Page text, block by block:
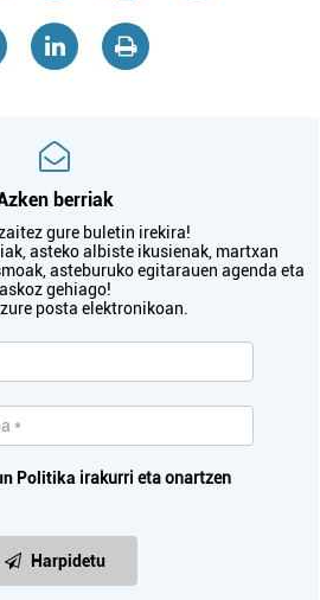
berriak
gure buletin irekira!
asteko albiste ikusienak, martxan
asteburuko egitarauen agenda eta
askoz gehiago!
posta elektronikoan.
Politika irakurri eta onartzen
Harpidetu